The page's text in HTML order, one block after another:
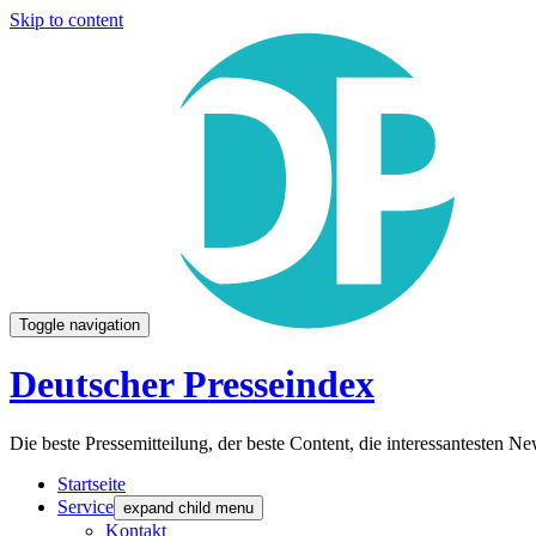
Skip to content
Toggle navigation
Deutscher Presseindex
Die beste Pressemitteilung, der beste Content, die interessantesten
Startseite
Service expand child menu
Kontakt